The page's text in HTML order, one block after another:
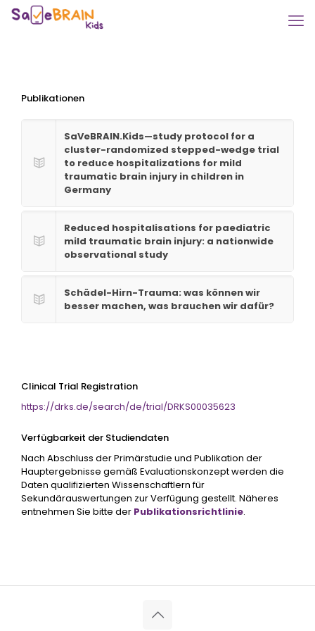
Publikationen
SaVeBRAIN.Kids—study protocol for a
cluster-randomized stepped-wedge trial
to reduce hospitalizations for mild
traumatic brain injury in children in
Germany
Reduced hospitalisations for paediatric
mild traumatic brain injury: a nationwide
observational study
Schädel-Hirn-Trauma: was können wir
besser machen, was brauchen wir dafür?
Clinical Trial Registration
https://drks.de/search/de/trial/DRKS00035623
Verfügbarkeit der Studiendaten
Nach Abschluss der Primärstudie und Publikation der
Hauptergebnisse gemäß Evaluationskonzept werden die
Daten qualifizierten Wissenschaftlern für
Sekundärauswertungen zur Verfügung gestellt. Näheres
entnehmen Sie bitte der Publikationsrichtlinie.